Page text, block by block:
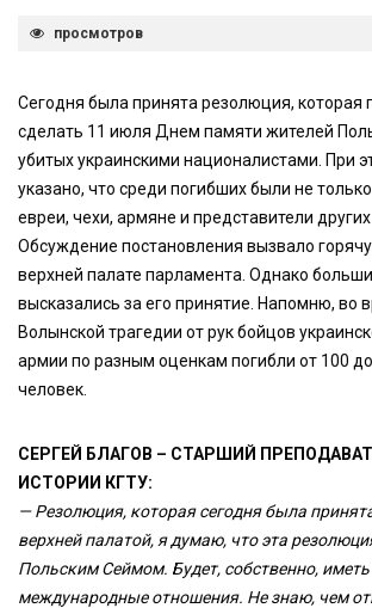
просмотров
Сегодня была принята резолюция, которая
сделать 11 июля Днем памяти жителей
убитых украинскими националистами. При
указано, что среди погибших были не
евреи, чехи, армяне и представители
Обсуждение постановления вызвало
верхней палате парламента. Однако
высказались за его принятие. Напомню, во
Волынской трагедии от рук бойцов
армии по разным оценкам погибли от 100
человек.
СЕРГЕЙ БЛАГОВ – СТАРШИЙ
ИСТОРИИ КГТУ:
— Резолюция, которая сегодня была
верхней палатой, я думаю, что эта
Польским Сеймом. Будет, собственно, иметь
международные отношения. Не знаю, чем